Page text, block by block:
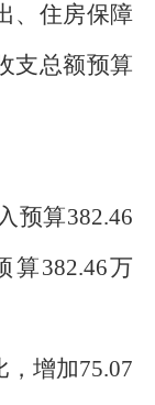
、住房保障
支总额预算
算382.46
算382.46万
增加75.07